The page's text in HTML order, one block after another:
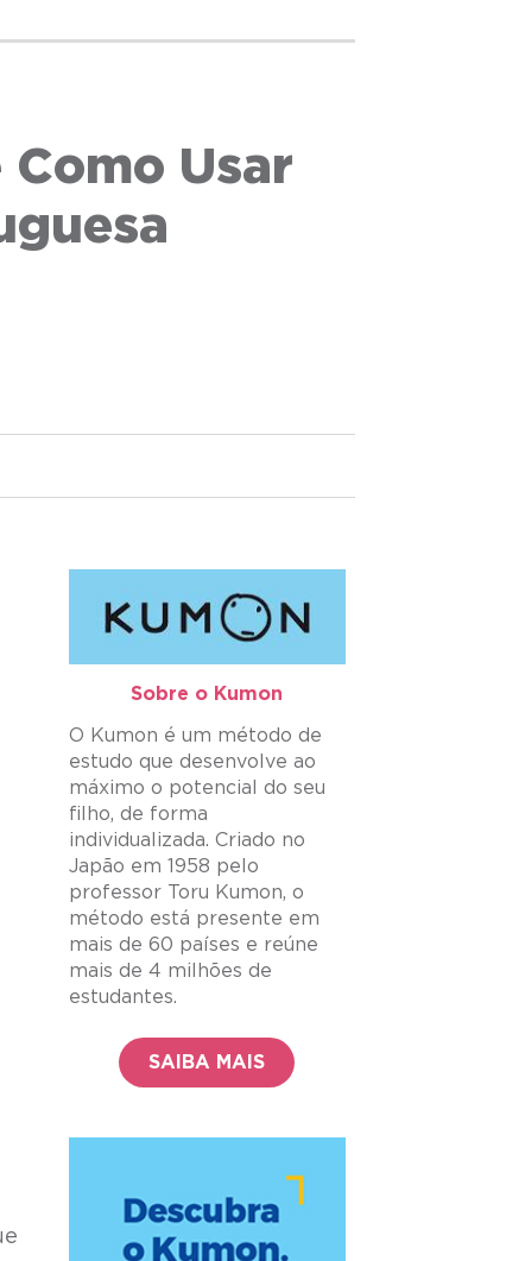
Usar
Sobre o Kumon​
O Kumon é um método de
estudo que desenvolve ao
máximo o potencial do seu
filho, de forma
individualizada. Criado no
Japão em 1958 pelo
professor Toru Kumon, o
método está presente em
mais de 60 países e reúne
mais de 4 milhões de
estudantes.
SAIBA MAIS